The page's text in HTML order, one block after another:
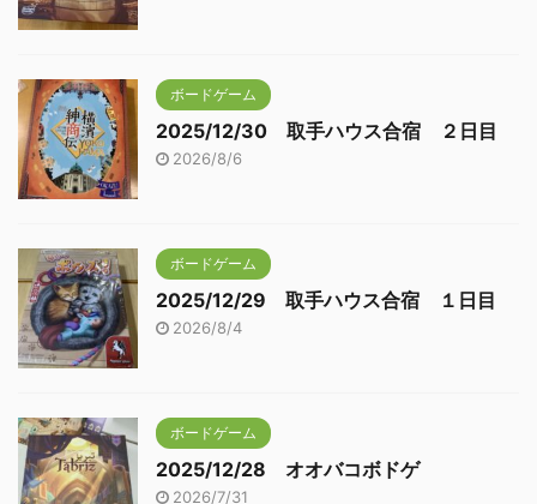
ボードゲーム
2025/12/30 取手ハウス合宿 ２日目
2026/8/6
ボードゲーム
2025/12/29 取手ハウス合宿 １日目
2026/8/4
ボードゲーム
2025/12/28 オオバコボドゲ
2026/7/31